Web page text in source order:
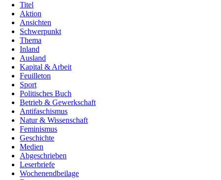
Titel
Aktion
Ansichten
Schwerpunkt
Thema
Inland
Ausland
Kapital & Arbeit
Feuilleton
Sport
Politisches Buch
Betrieb & Gewerkschaft
Antifaschismus
Natur & Wissenschaft
Feminismus
Geschichte
Medien
Abgeschrieben
Leserbriefe
Wochenendbeilage